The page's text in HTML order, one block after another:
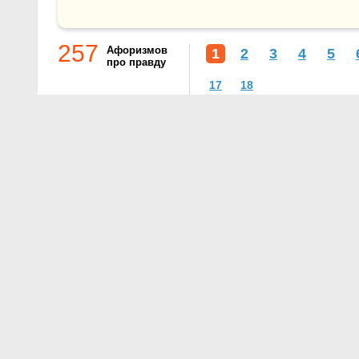
257
Афоризмов
про правду
1 2 3 4 5
17 18